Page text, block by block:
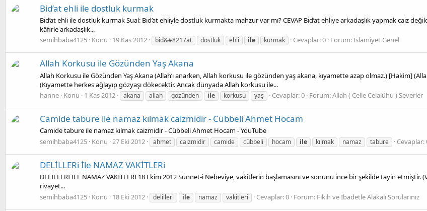
Bid’at ehli ile dostluk kurmak
Bid’at ehli ile dostluk kurmak Sual: Bid’at ehliyle dostluk kurmakta mahzur var mı? CEVAP Bid’at ehliye arkadaşlık yapmak caiz
kâfirle arkadaşlık...
semihbaba4125 Konu 19 Kas 2012 bid&#8217at dostluk ehli ile kurmak Cevaplar: 0 Forum:İslamiyet Genel
Allah Korkusu ile Gözünden Yaş Akana
Allah Korkusu ile Gözünden Yaş Akana (Allah’ı anarken, Allah korkusu ile gözünden yaş akana, kıyamette azap olmaz.) [Hakim]
(Kıyamette herkes ağlayıp gözyaşı dökecektir. Ancak dünyada Allah korkusu ile...
hanne Konu 1 Kas 2012 akana allah gözünden ile korkusu yaş Cevaplar: 0 Forum:Allah ( Celle Celalühu ) Severler
Camide tabure ile namaz kılmak caizmidir - Cübbeli Ahmet Hocam
Camide tabure ile namaz kılmak caizmidir - Cübbeli Ahmet Hocam - YouTube
semihbaba4125 Konu 27 Eki 2012 ahmet caizmidir camide cübbeli hocam ile kılmak namaz tabure Cevaplar:
DELİLLERi İle NAMAZ VAKİTLERi
DELİLLERİ İLE NAMAZ VAKİTLERİ 18 Ekim 2012 Sünnet-i Nebeviye, vakitlerin başlamasını ve sonunu ince bir şekilde tayin
rivayet...
semihbaba4125 Konu 18 Eki 2012 delilleri ile namaz vakitleri Cevaplar: 0 Forum: Fıkıh ve İbadetle Alakalı Sorularınız